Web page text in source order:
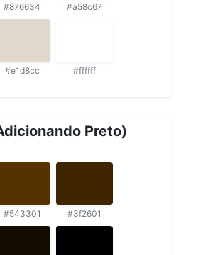
#876634 #a58c67
#e1d8cc #ffffff
Preto)
#543301 #3f2601